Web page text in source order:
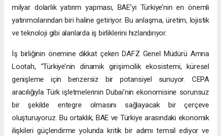
milyar dolarlık yatırım yapması, BAE’yi Türkiye’nin en önemli
yatırımcılarından biri haline getiriyor. Bu anlaşma, üretim, lojistik
ve teknoloji gibi alanlarda iş birliklerini hızlandırıyor.
İş birliğinin önemine dikkat çeken DAFZ Genel Müdürü Amna
Lootah, “Türkiye’nin dinamik girişimcilik ekosistemi, küresel
genişleme için benzersiz bir potansiyel sunuyor. CEPA
aracılığıyla Türk işletmelerinin Dubai’nin ekonomisine sorunsuz
bir şekilde entegre olmasını sağlayacak bir çerçeve
oluşturuyoruz. Bu ortaklık, BAE ve Türkiye arasındaki ekonomik
ilişkileri güçlendirme yolunda kritik bir adımı temsil ediyor ve